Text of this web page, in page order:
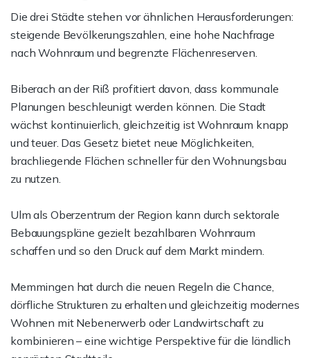
Die drei Städte stehen vor ähnlichen Herausforderungen:
steigende Bevölkerungszahlen, eine hohe Nachfrage
nach Wohnraum und begrenzte Flächenreserven.
Biberach an der Riß profitiert davon, dass kommunale
Planungen beschleunigt werden können. Die Stadt
wächst kontinuierlich, gleichzeitig ist Wohnraum knapp
und teuer. Das Gesetz bietet neue Möglichkeiten,
brachliegende Flächen schneller für den Wohnungsbau
zu nutzen.
Ulm als Oberzentrum der Region kann durch sektorale
Bebauungspläne gezielt bezahlbaren Wohnraum
schaffen und so den Druck auf dem Markt mindern.
Memmingen hat durch die neuen Regeln die Chance,
dörfliche Strukturen zu erhalten und gleichzeitig modernes
Wohnen mit Nebenerwerb oder Landwirtschaft zu
kombinieren – eine wichtige Perspektive für die ländlich